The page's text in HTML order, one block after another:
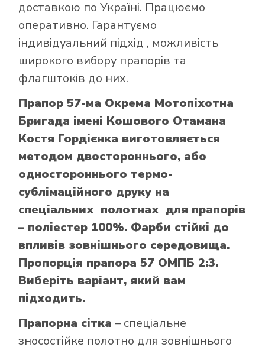
доставкою по Україні. Працюємо
оперативно. Гарантуємо
індивідуальний підхід , можливість
широкого вибору прапорів та
флагштоків до них.
Прапор 57-ма Окрема Мотопіхотна
Бригада імені Кошового Отамана
Костя Гордієнка виготовляється
методом двостороннього, або
одностороннього термо-
сублімаційного друку на
спеціальних полотнах для прапорів
– поліестер 100%. Фарби стійкі до
впливів зовнішнього середовища.
Пропорція прапора 57 ОМПБ 2:3.
Виберіть варіант, який вам
підходить.
Прапорна сітка – спеціальне
зносостійке полотно для зовнішнього